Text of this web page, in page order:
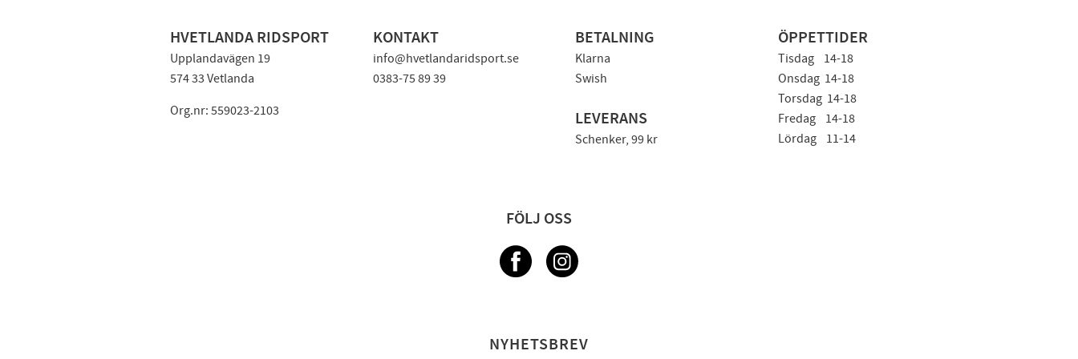
HVETLANDA RIDSPORT
Upplandavägen 19
574 33 Vetlanda
Org.nr: 559023-2103
KONTAKT
info@hvetlandaridsport.se
0383-75 89 39
BETALNING
Klarna
Swish
LEVERANS
Schenker, 99 kr
ÖPPETTIDER
Tisdag 14-18
Onsdag 14-18
Torsdag 14-18
Fredag 14-18
Lördag 11-14
FÖLJ OSS
NYHETSBREV